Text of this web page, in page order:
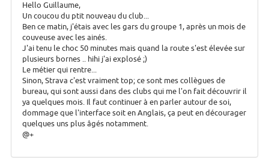
Hello Guillaume,
Un coucou du ptit nouveau du club...
Ben ce matin, j'étais avec les gars du groupe 1, après un mois de
couveuse avec les ainés.
J'ai tenu le choc 50 minutes mais quand la route s'est élevée sur
plusieurs bornes .. hihi j'ai explosé ;)
Le métier qui rentre...
Sinon, Strava c'est vraiment top; ce sont mes collègues de
bureau, qui sont aussi dans des clubs qui me l'on fait découvrir il
ya quelques mois. Il faut continuer à en parler autour de soi,
dommage que l'interface soit en Anglais, ça peut en décourager
quelques uns plus âgés notamment.
@+